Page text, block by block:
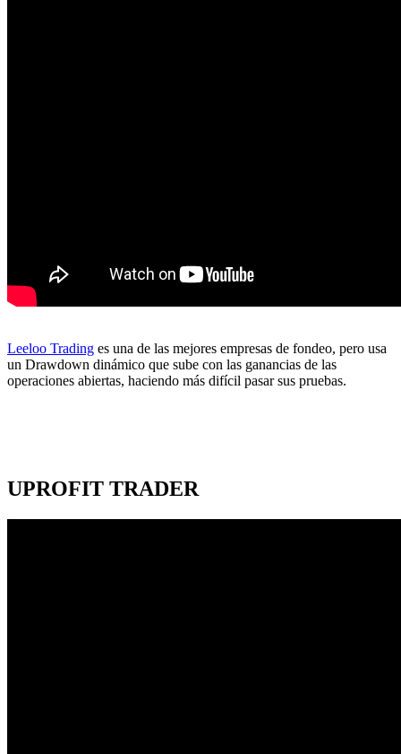
Leeloo Trading es una de las mejores empresas de fondeo, pero usa
un Drawdown dinámico que sube con las ganancias de las
operaciones abiertas, haciendo más difícil pasar sus pruebas.
UPROFIT TRADER